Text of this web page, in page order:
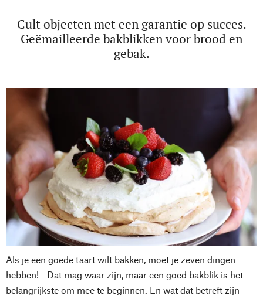
Cult objecten met een garantie op succes.
Geëmailleerde bakblikken voor brood en
gebak.
Als je een goede taart wilt bakken, moet je zeven dingen
hebben! - Dat mag waar zijn, maar een goed bakblik is het
belangrijkste om mee te beginnen. En wat dat betreft zijn